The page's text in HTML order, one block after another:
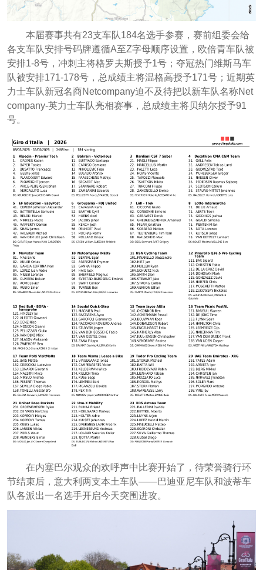
本届赛事共有23支车队184名选手参赛，赛前组委会给
各支车队安排号码牌遵循A至Z字母顺序设置，欧倍青车队被
安排1-8号，冲刺主将格罗夫斯授予1号；夺冠热门维斯马车
队被安排171-178号，总成绩主将温格高授予171号；近期英
力士车队新冠名商Netcompany迫不及待把以新车队名称Net
company-英力士车队亮相赛事，总成绩主将贝纳尔授予91
号。
在内塞巴尔观众的欢呼声中比赛开始了，待荣誉骑行环
节结束后，意大利两支本土车队——巴迪亚尼车队和波蒂车
队各派出一名选手开启今天突围进攻。